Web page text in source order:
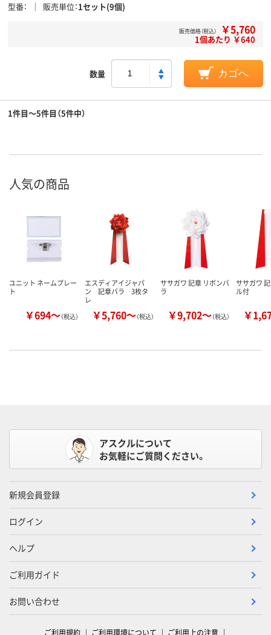
型番 販売単位 1セット(9個)
販売価格（税込） ￥5,760
1個あたり ￥640
数量 カゴへ
1件目～5件目（5件中）
人気の商品
ユニット ネームプレー
ト
￥694～（税込）
エスディアイジャパ
ン 記章バラ 3枚タ
レ
￥5,760～（税込）
ササガワ 記章 リボンバ
ラ
￥9,702～（税込）
ササガワ
ル付
￥
アスクルについて
お気軽にご質問ください。
新規会員登録
ログイン
ヘルプ
ご利用ガイド
お問い合わせ
ご利用規約 ご利用環境について ご利用上の注意